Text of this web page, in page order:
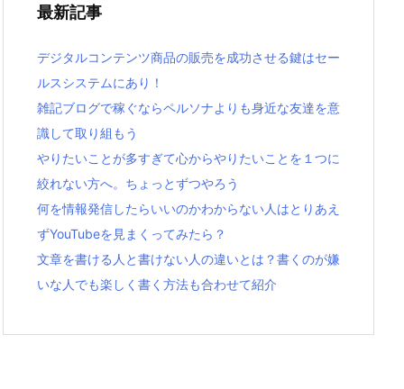
最新記事
デジタルコンテンツ商品の販売を成功させる鍵はセー
ルスシステムにあり！
雑記ブログで稼ぐならペルソナよりも身近な友達を意
識して取り組もう
やりたいことが多すぎて心からやりたいことを１つに
絞れない方へ。ちょっとずつやろう
何を情報発信したらいいのかわからない人はとりあえ
ずYouTubeを見まくってみたら？
文章を書ける人と書けない人の違いとは？書くのが嫌
いな人でも楽しく書く方法も合わせて紹介